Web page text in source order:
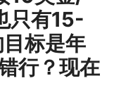
只有15-
标是年
行？现在